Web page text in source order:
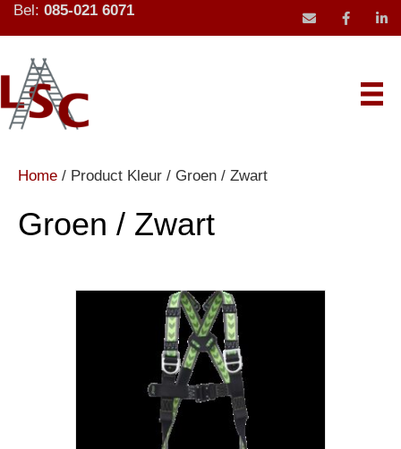
Bel: 085-021 6071
mail icoon
Home / Product Kleur / Groen / Zwart
Groen / Zwart